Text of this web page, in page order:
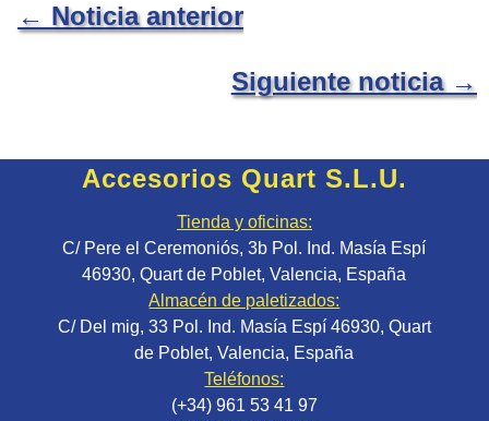
← Noticia anterior
Siguiente noticia→
Accesorios Quart S.L.U.
Tienda y oficinas:
C/ Pere el Ceremoniós, 3b Pol. Ind. Masía Espí
46930, Quart de Poblet, Valencia, España
Almacén de paletizados:
C/ Del mig, 33 Pol. Ind. Masía Espí 46930, Quart
de Poblet, Valencia, España
Teléfonos:
(+34) 961 53 41 97